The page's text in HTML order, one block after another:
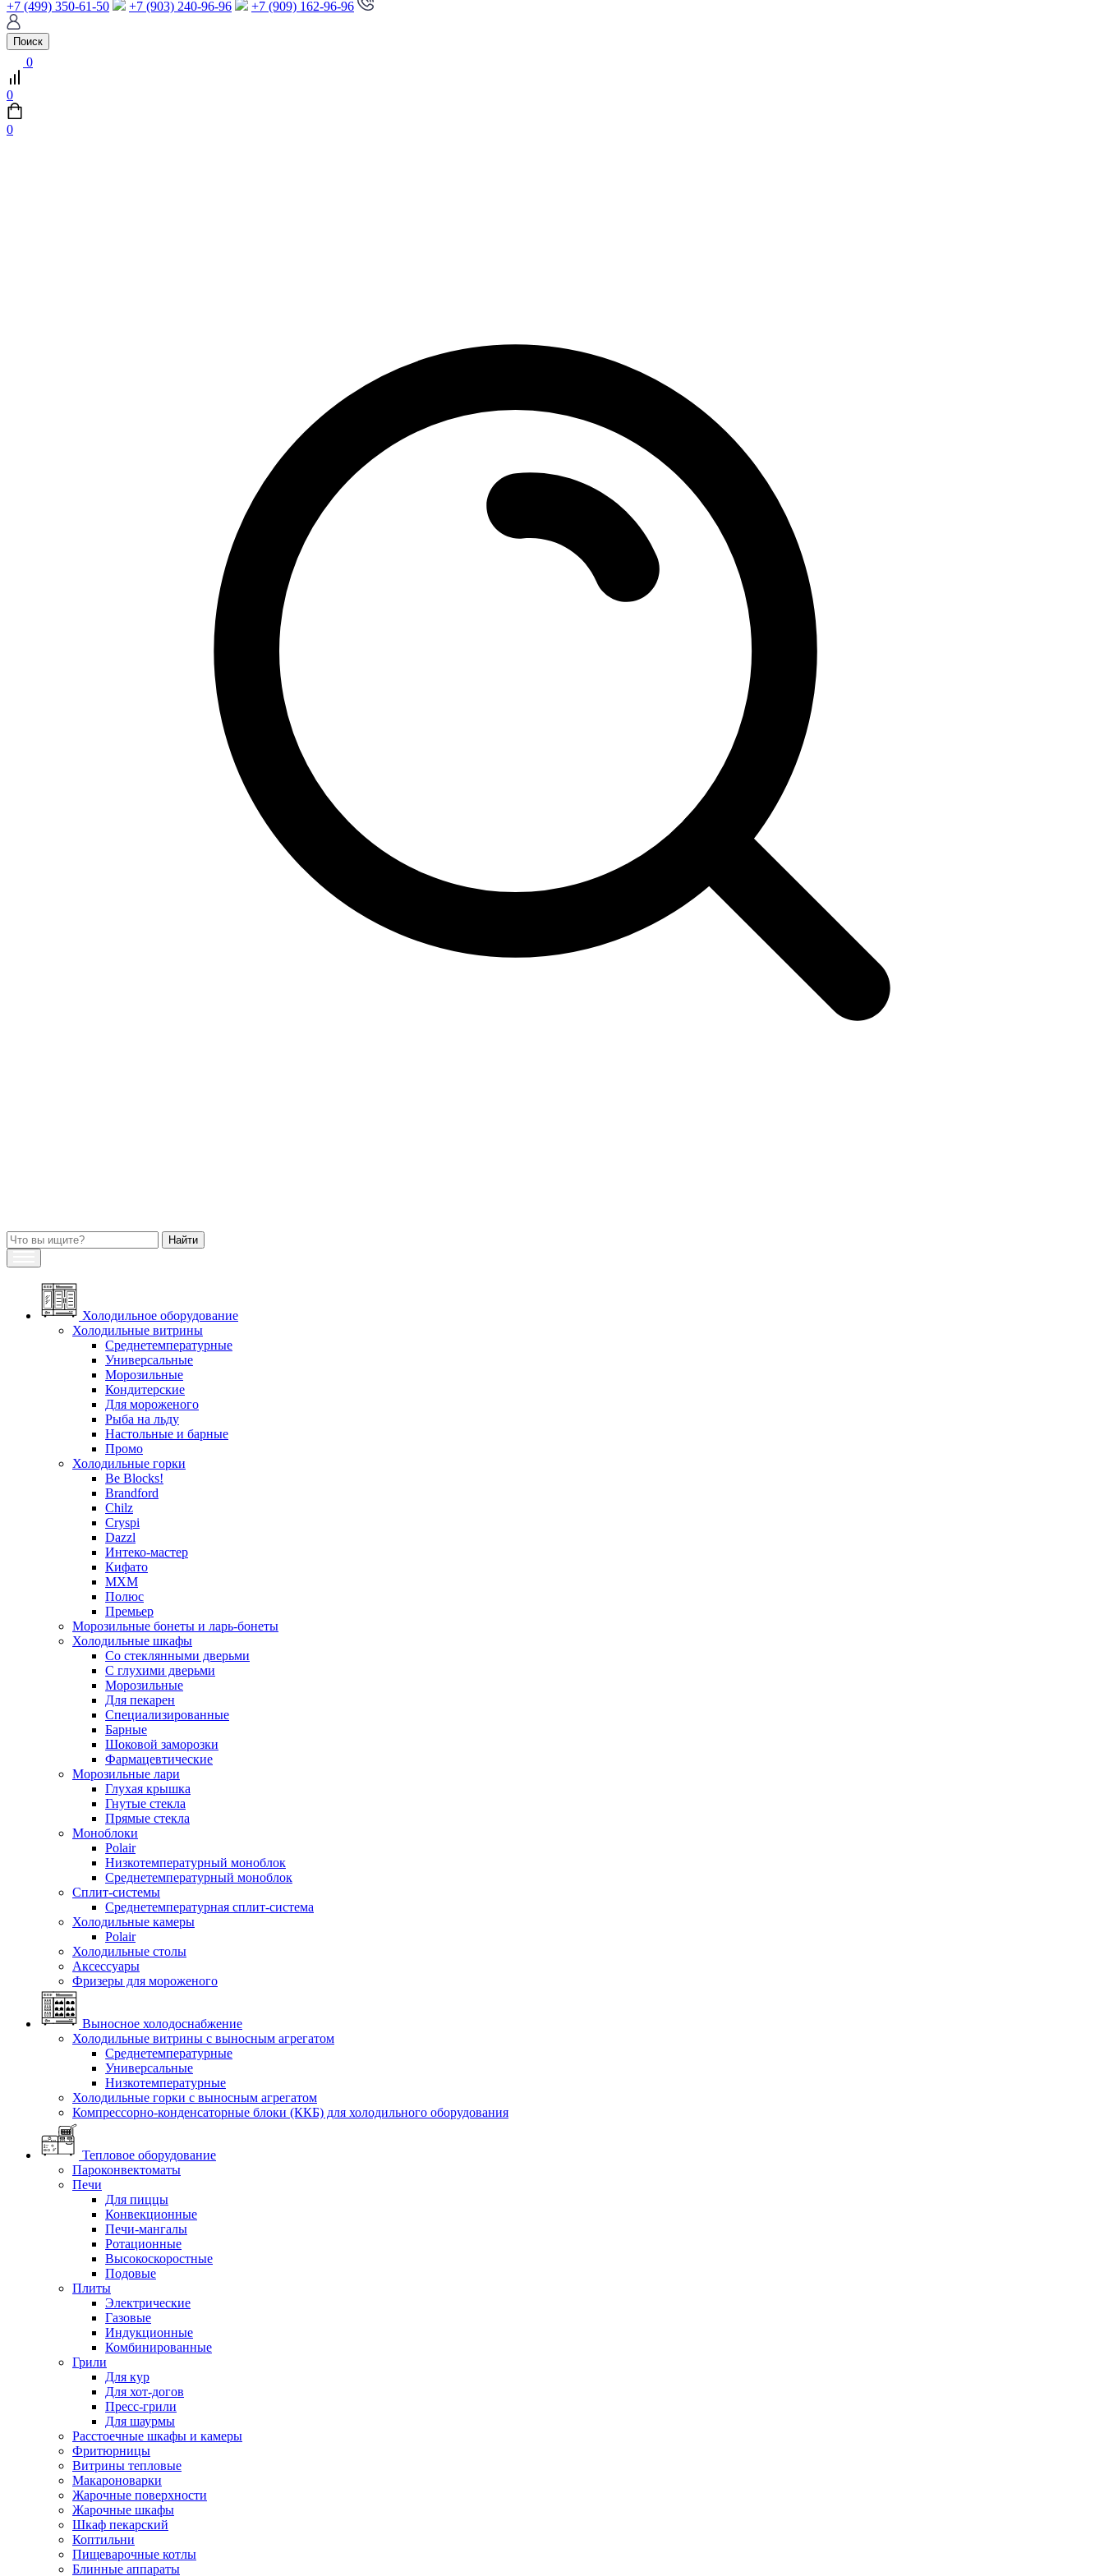
+7 (499) 350-61-50 +7 (903) 240-96-96 +7 (909) 162-96-96
Поиск
0
0
0
Холодильное оборудование
Холодильные витрины
Среднетемпературные
Универсальные
Морозильные
Кондитерские
Для мороженого
Рыба на льду
Настольные и барные
Промо
Холодильные горки
Be Blocks!
Brandford
Chilz
Cryspi
Dazzl
Интеко-мастер
Кифато
МХМ
Полюс
Премьер
Морозильные бонеты и ларь-бонеты
Холодильные шкафы
Со стеклянными дверьми
С глухими дверьми
Морозильные
Для пекарен
Специализированные
Барные
Шоковой заморозки
Фармацевтические
Морозильные лари
Глухая крышка
Гнутые стекла
Прямые стекла
Моноблоки
Polair
Низкотемпературный моноблок
Среднетемпературный моноблок
Сплит-системы
Среднетемпературная сплит-система
Холодильные камеры
Polair
Холодильные столы
Аксессуары
Фризеры для мороженого
Выносное холодоснабжение
Холодильные витрины с выносным агрегатом
Среднетемпературные
Универсальные
Низкотемпературные
Холодильные горки с выносным агрегатом
Компрессорно-конденсаторные блоки (ККБ) для холодильного оборудования
Тепловое оборудование
Пароконвектоматы
Печи
Для пиццы
Конвекционные
Печи-мангалы
Ротационные
Высокоскоростные
Подовые
Плиты
Электрические
Газовые
Индукционные
Комбинированные
Грили
Для кур
Для хот-догов
Пресс-грили
Для шаурмы
Расстоечные шкафы и камеры
Фритюрницы
Витрины тепловые
Макароноварки
Жарочные поверхности
Жарочные шкафы
Шкаф пекарский
Коптильни
Пищеварочные котлы
Блинные аппараты